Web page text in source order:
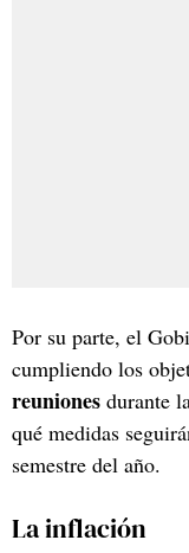
Por su parte, el
cumpliendo los
reuniones durante
qué medidas
semestre del año.
La inflación